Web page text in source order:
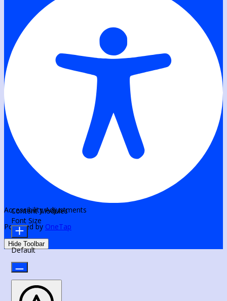
Accessibility Adjustments
Powered by OneTap
Hide Toolbar
Content Modules
Font Size
Default